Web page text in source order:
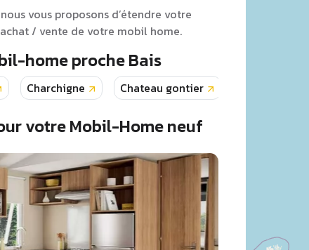
vous proposons d’étendre votre
/ vente de votre mobil home.
home proche Bais
Charchigne Chateau gontier
votre Mobil-Home neuf